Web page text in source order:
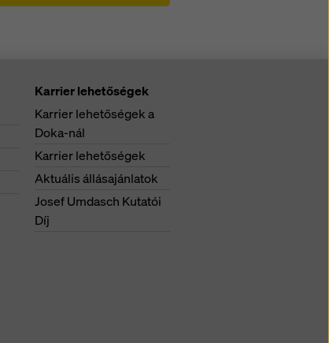
Karrier lehetőségek
Karrier lehetőségek a
Doka-nál
Karrier lehetőségek
Aktuális állásajánlatok
Josef Umdasch Kutatói
Díj